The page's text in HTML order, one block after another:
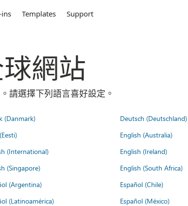
Templates Support
網站
請選擇下列語言喜好設定。
(Danmark) Deutsch (Deutschland)
English (Australia)
(International) English (Ireland)
(Singapore) English (South Africa)
(Argentina) Español (Chile)
(Latinoamérica) Español (México)